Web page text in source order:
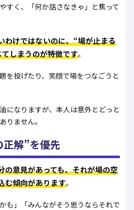
すく、「何か話さなきゃ」と焦って
わけではないのに、“場が止まる
しまうのが特徴です。
を投げたり、笑顔で場をつなごうと
になりますが、本人は意外とどっと
りません。
解”を優先
の意見があっても、それが場の空
む傾向があります。
も」「みんながそう思うならそれで